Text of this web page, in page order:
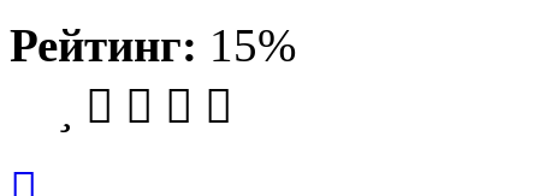
Рейтинг: 15%